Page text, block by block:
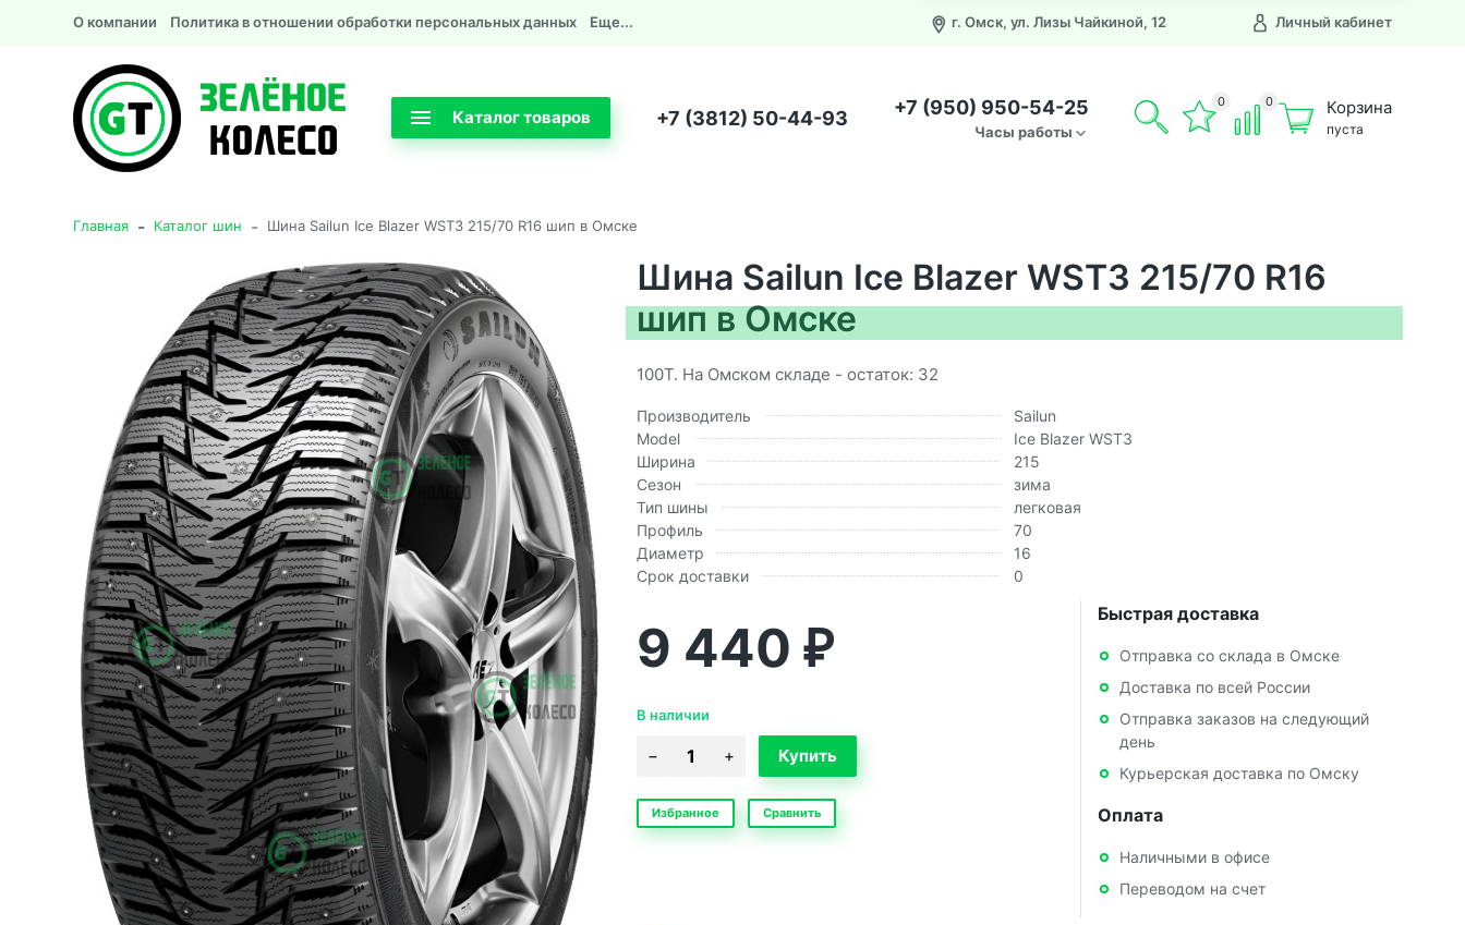
О компании Политика в отношении обработки персональных данных Еще... г. Омск, ул. Лизы Чайкиной, 12 Личный кабинет
Каталог товаров +7 (3812) 50-44-93 +7 (950) 950-54-25
Часы работы
0 0 Корзина
пуста
Главная - Каталог шин - Шина Sailun Ice Blazer WST3 215/70 R16 шип в Омске
Шина Sailun Ice Blazer WST3 215/70 R16
шип в Омске
100T. На Омском складе - остаток: 32
Производитель
Sailun
Model
Ice Blazer WST3
Ширина
215
Сезон
зима
Тип шины
легковая
Профиль
70
Диаметр
16
Срок доставки
0
9 440 ₽
В наличии
Избранное Сравнить
Быстрая доставка
Отправка со склада в Омске
Доставка по всей России
Отправка заказов на следующий
день
Курьерская доставка по Омску
Оплата
Наличными в офисе
Переводом на счет